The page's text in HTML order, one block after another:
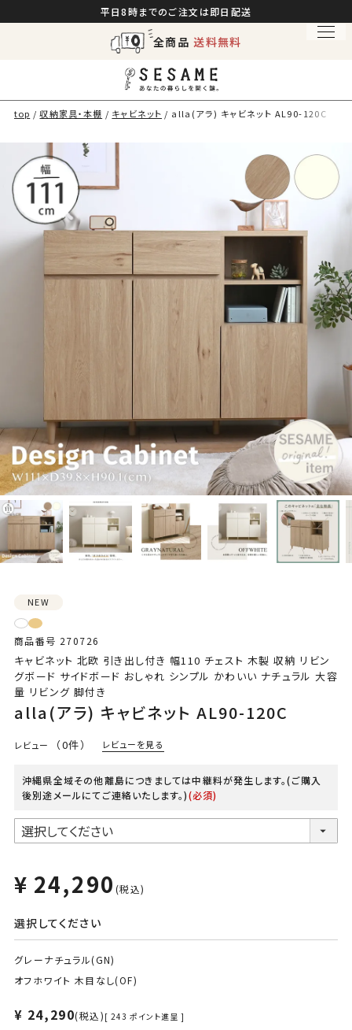
平日8時までのご注文は即日配送
全商品 送料無料
top 収納家具・本棚 キャビネット alla(アラ) キャビネット AL90-120C
NEW
商品番号 270726
キャビネット 北欧 引き出し付き 幅110 チェスト 木製 収納 リビン
グボード サイドボード おしゃれ シンプル かわいい ナチュラル 大容
量 リビング 脚付き
alla(アラ) キャビネット AL90-120C
レビュー （0件） レビューを見る
沖縄県全域その他離島につきましては中継料が発生します。(ご購入
後別途メールにてご連絡いたします。)(必須)
¥ 24,290 税込
選択してください
グレーナチュラル(GN)
オフホワイト 木目なし(OF)
¥ 24,290 税込 [ 243 ポイント進呈 ]